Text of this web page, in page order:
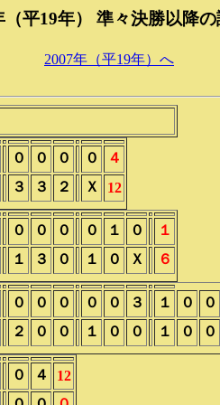
平19年） 準々決勝以降
2007年（平19年）へ
０ ０ ０ ０ ４
３ ３ ２ Ｘ 12
０ ０ ０ ０ １ ０ １
１ ３ ０ １ ０ Ｘ ６
０ ０ ０ ０ ０ ３ １ ０ ０
２ ０ ０ １ ０ ０ １ ０ ０
０ ４ 12